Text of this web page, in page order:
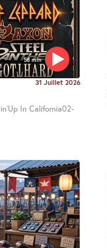
58 min
31 Juillet 2026
In California02-